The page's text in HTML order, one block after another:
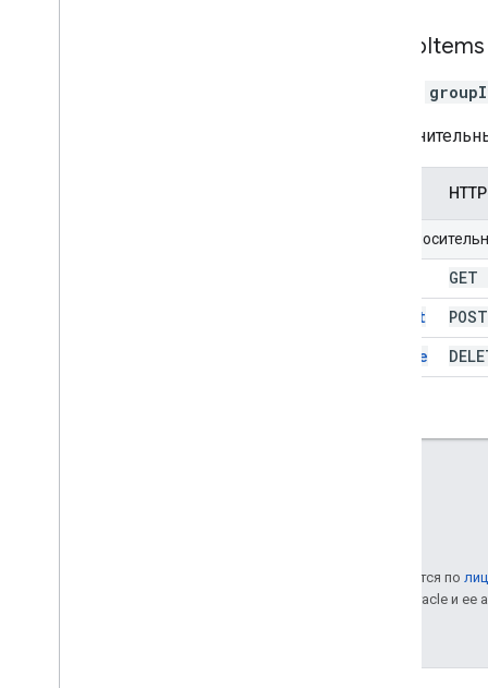
GroupItems
URI
GET
insert POST
delete
Если не указано иное, контент на этой странице предоставляется по
Java – это зарегистрированный товарный знак корпорации Oracle и